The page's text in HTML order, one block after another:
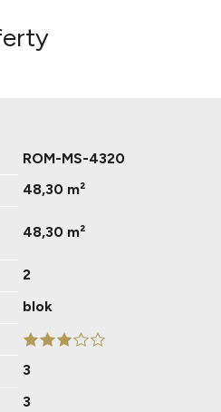
ROM-MS-4320
48,30 m²
48,30 m²
2
blok
3
3